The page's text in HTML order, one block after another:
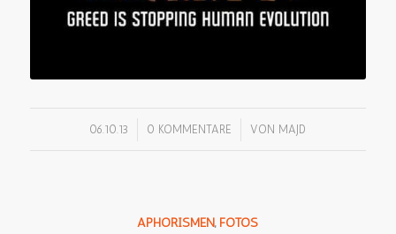
06.10.13 0 KOMMENTARE
/ VON MAJD
APHORISMEN, FOTOS